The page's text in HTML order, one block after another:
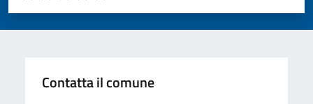
Valuta 5 stelle su 5
Valuta 4 stelle su 5
Valuta 3 stelle su 5
Valuta 2 stelle su 5
Valuta 1 stelle su 5
Contatta il comune